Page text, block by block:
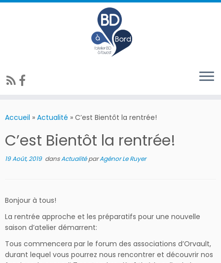
Accueil » Actualité » C’est Bientôt la rentrée!
C’est Bientôt la rentrée!
19 Août, 2019dansActualitéparAgénor Le Ruyer
Bonjour à tous!
La rentrée approche et les préparatifs pour une nouvelle
saison d’atelier démarrent:
Tous commencera par le forum des associations d’Orvault,
durant lequel vous pourrez nous rencontrer et découvrir nos